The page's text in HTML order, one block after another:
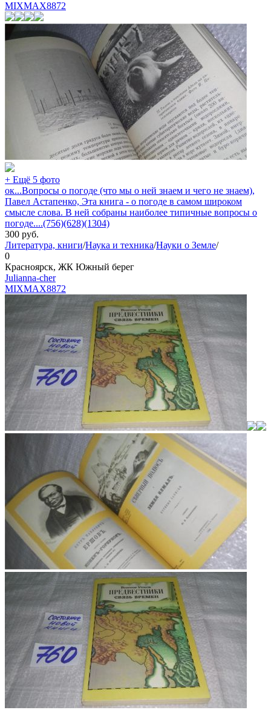
MIXMAX8872
+ Ещё 5 фото
ок...Вопросы о погоде (что мы о ней знаем и чего не знаем),
Павел Астапенко, Эта книга - о погоде в самом широком
смысле слова. В ней собраны наиболее типичные вопросы о
погоде....(756)(628)(1304)
300 руб.
Литература, книги/Наука и техника/Науки о Земле/
0
Красноярск, ЖК Южный берег
Julianna-cher
MIXMAX8872